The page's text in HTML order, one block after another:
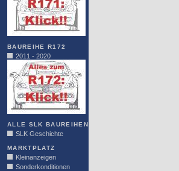
BAUREIHE R172
2011 - 2020
ALLE SLK BAUREIHEN
SLK Geschichte
MARKTPLATZ
Kleinanzeigen
Sonderkonditionen